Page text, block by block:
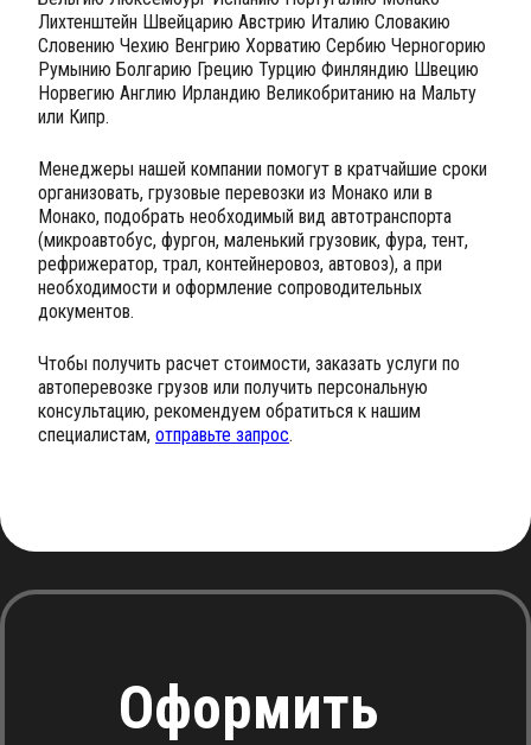
Лихтенштейн Швейцарию Австрию Италию Словакию
Словению Чехию Венгрию Хорватию Сербию Черногорию
Румынию Болгарию Грецию Турцию Финляндию Швецию
Норвегию Англию Ирландию Великобританию на Мальту
или Кипр.
Менеджеры нашей компании помогут в кратчайшие сроки
организовать, грузовые перевозки из Монако или в
Монако, подобрать необходимый вид автотранспорта
(микроавтобус, фургон, маленький грузовик, фура, тент,
рефрижератор, трал, контейнеровоз, автовоз), а при
необходимости и оформление сопроводительных
документов.
Чтобы получить расчет стоимости, заказать услуги по
автоперевозке грузов или получить персональную
консультацию, рекомендуем обратиться к нашим
специалистам, отправьте запрос.
Оформить